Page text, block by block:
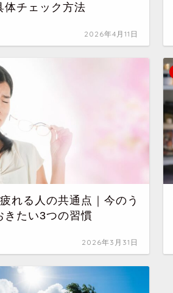
体チェック方法
2026年4月11日
れる人の共通点｜今のう
きたい3つの習慣
2026年3月31日